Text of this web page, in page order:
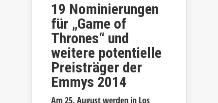
19 Nominierungen
für „Game of
Thrones“ und
weitere potentielle
Preisträger der
Emmys 2014
Am 25. August werden in Los